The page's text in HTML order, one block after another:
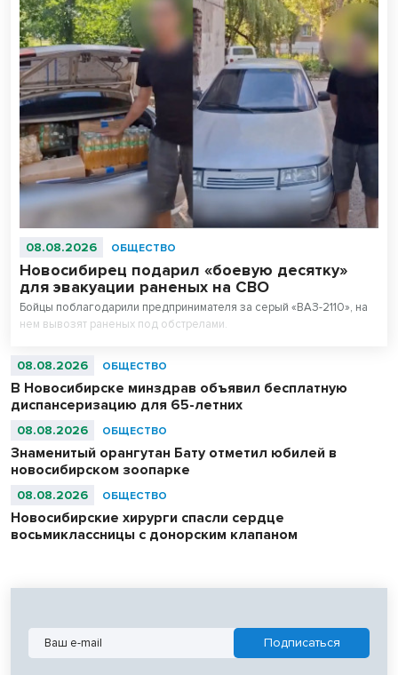
08.08.2026 ОБЩЕСТВО
Новосибирец подарил «боевую десятку»
для эвакуации раненых на СВО
Бойцы поблагодарили предпринимателя за серый «ВАЗ-2110», на
нем вывозят раненых под обстрелами.
08.08.2026 ОБЩЕСТВО
В Новосибирске минздрав объявил бесплатную
диспансеризацию для 65-летних
08.08.2026 ОБЩЕСТВО
Знаменитый орангутан Бату отметил юбилей в
новосибирском зоопарке
08.08.2026 ОБЩЕСТВО
Новосибирские хирурги спасли сердце
восьмиклассницы с донорским клапаном